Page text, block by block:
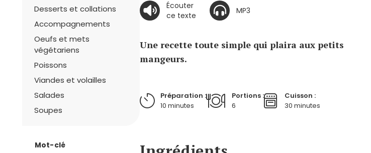
Écouter
ce texte
MP3
Une recette toute simple qui plaira aux petits
mangeurs.
Préparation :
10 minutes
Portions :
6
Cuisson :
30 minutes
Desserts et collations
Accompagnements
Oeufs et mets
végétariens
Poissons
Viandes et volailles
Salades
Soupes
Mot-clé